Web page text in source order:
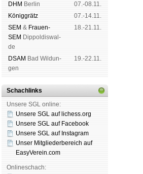
DHM Ber­lin
07.-08.11.
König­grätz
07.-14.11.
SEM & Frauen-
SEM Dip­pol­dis­wal­
de
18.-21.11.
DSAM Bad Wil­dun­
gen
19.-22.11.
Schachlinks
Unsere SGL online:
Unsere SGL auf li­chess.org
Unsere SGL auf Face­book
Unsere SGL auf Insta­gram
Unser Mitgliederbereich auf
EasyVerein.com
Onlineschach: